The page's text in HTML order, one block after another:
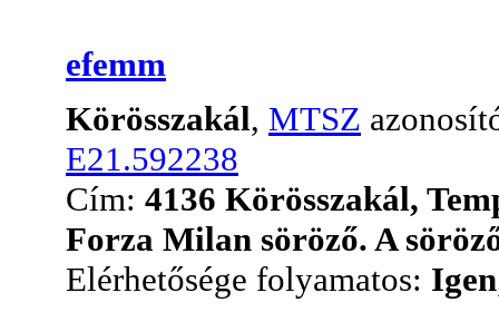
efemm
Körösszakál, MTSZ
E21.592238
Cím: 4136 Körösszakál,
Forza Milan söröző. A
Elérhetősége folyamatos: Igen